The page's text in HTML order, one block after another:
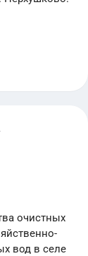
очистных
вод в селе